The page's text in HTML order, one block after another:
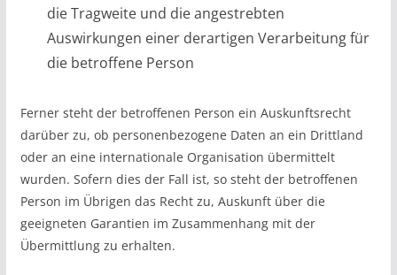
die Tragweite und die angestrebten
Auswirkungen einer derartigen Verarbeitung für
die betroffene Person
Ferner steht der betroffenen Person ein Auskunftsrecht
darüber zu, ob personenbezogene Daten an ein Drittland
oder an eine internationale Organisation übermittelt
wurden. Sofern dies der Fall ist, so steht der betroffenen
Person im Übrigen das Recht zu, Auskunft über die
geeigneten Garantien im Zusammenhang mit der
Übermittlung zu erhalten.